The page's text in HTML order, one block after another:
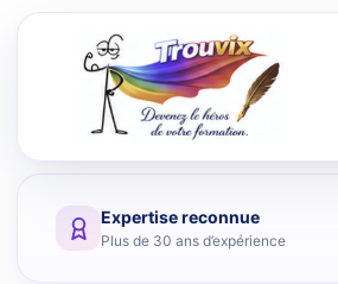
Expertise reconnue
Plus de 30 ans d’expérience
Aller au contenu